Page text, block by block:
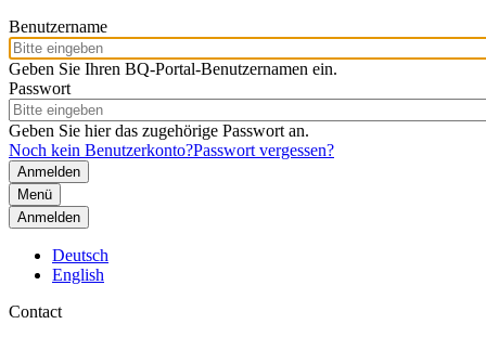
Benutzername
Geben Sie Ihren BQ-Portal-Benutzernamen ein.
Passwort
Geben Sie hier das zugehörige Passwort an.
Noch kein Benutzerkonto?Passwort vergessen?
Menü
Anmelden
Deutsch
English
Contact